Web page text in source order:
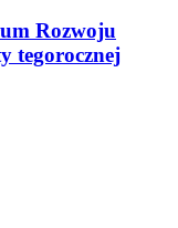
Rozwoju
tegorocznej